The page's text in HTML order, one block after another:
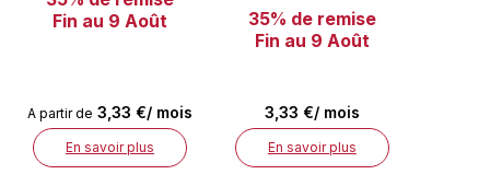
Fin au 9 Août
A partir de 3,33 €/ mois
En savoir plus
35% de remise
Fin au 9 Août
3,33 €/ mois
En savoir plus